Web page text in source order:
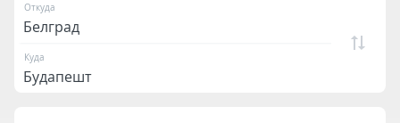
Откуда
Куда